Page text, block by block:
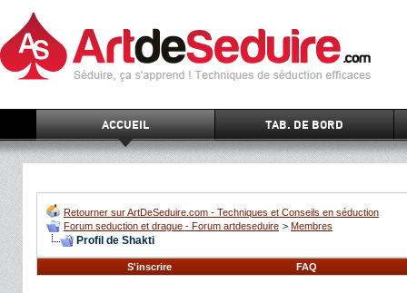
ACCUEIL TAB. DE BORD
Retourner sur ArtDeSeduire.com - Techniques et Conseils en séduction
Forum seduction et drague - Forum artdeseduire > Membres
Profil de Shakti
S'inscrire FAQ